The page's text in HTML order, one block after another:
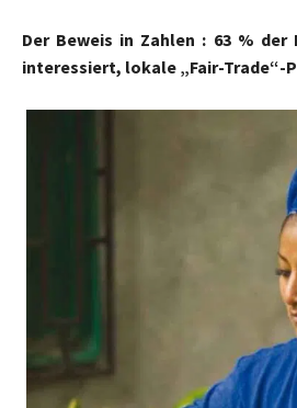
Der Beweis in Zahlen : 63 % der
interessiert, lokale „Fair-Trade“-